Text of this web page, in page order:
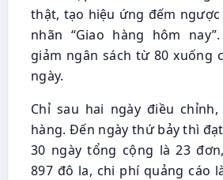
thật, tạo hiệu ứng đếm ngược
nhãn “Giao hàng hôm
giảm ngân sách từ 80 xuống
ngày.
Chỉ sau hai ngày điều
hàng. Đến ngày thứ bảy thì
30 ngày tổng cộng là 23
897 đô la, chi phí quảng cáo